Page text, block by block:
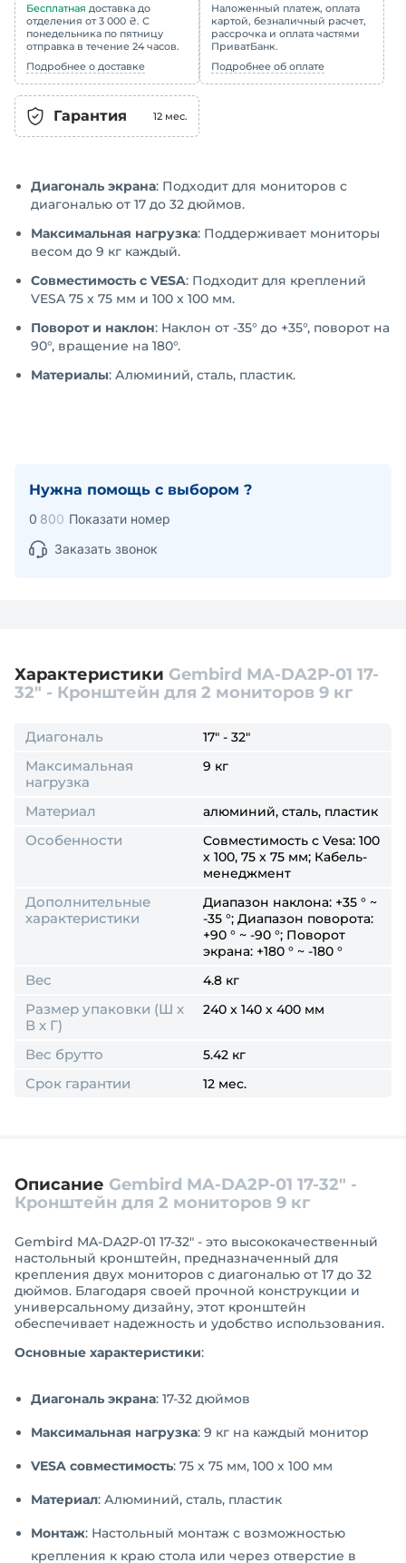
Бесплатная доставка до
отделения от 3 000 ₴. С
понедельника по пятницу
отправка в течение 24 часов.
Подробнее о доставке
Наложенный платеж, оплата
картой, безналичный расчет,
рассрочка и оплата частями
ПриватБанк.
Подробнее об оплате
Гарантия 12 мес.
Диагональ экрана: Подходит для мониторов с
диагональю от 17 до 32 дюймов.
Максимальная нагрузка: Поддерживает мониторы
весом до 9 кг каждый.
Совместимость с VESA: Подходит для креплений
VESA 75 x 75 мм и 100 x 100 мм.
Поворот и наклон: Наклон от -35° до +35°, поворот на
90°, вращение на 180°.
Материалы: Алюминий, сталь, пластик.
Нужна помощь с выбором ?
0 800 Показати номер
Заказать звонок
Характеристики Gembird MA-DA2P-01 17-
32" - Кронштейн для 2 мониторов 9 кг
Диагональ 17" - 32"
Максимальная
нагрузка
9 кг
Материал алюминий, сталь, пластик
Особенности
Совместимость с Vesa: 100
x 100, 75 x 75 мм; Кабель-
менеджмент
Дополнительные
характеристики
Диапазон наклона: +35 ° ~
-35 °; Диапазон поворота:
+90 ° ~ -90 °; Поворот
экрана: +180 ° ~ -180 °
Вес 4.8 кг
Размер упаковки (Ш х
В х Г)
240 x 140 x 400 мм
Вес брутто 5.42 кг
Срок гарантии 12 мес.
Описание Gembird MA-DA2P-01 17-32" -
Кронштейн для 2 мониторов 9 кг
Gembird MA-DA2P-01 17-32" - это высококачественный
настольный кронштейн, предназначенный для
крепления двух мониторов с диагональю от 17 до 32
дюймов. Благодаря своей прочной конструкции и
универсальному дизайну, этот кронштейн
обеспечивает надежность и удобство использования.
Основные характеристики:
Диагональ экрана: 17-32 дюймов
Максимальная нагрузка: 9 кг на каждый монитор
VESA совместимость: 75 x 75 мм, 100 x 100 мм
Материал: Алюминий, сталь, пластик
Монтаж: Настольный монтаж с возможностью
крепления к краю стола или через отверстие в